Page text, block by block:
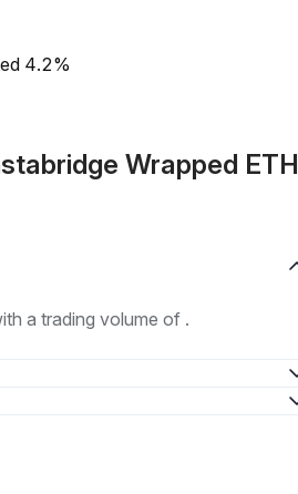
4.2%
Wrapped ETH
a trading volume of .